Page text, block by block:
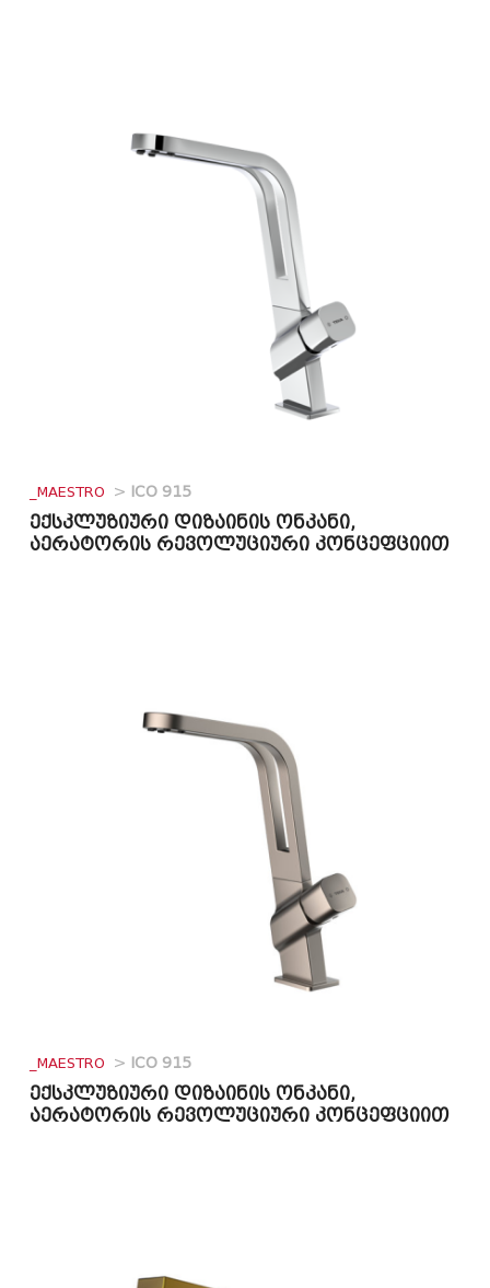
_MAESTRO > ICO 915
ექსკლუზიური დიზაინის ონკანი,
აერატორის რევოლუციური კონცეფციით
_MAESTRO > ICO 915
ექსკლუზიური დიზაინის ონკანი,
აერატორის რევოლუციური კონცეფციით